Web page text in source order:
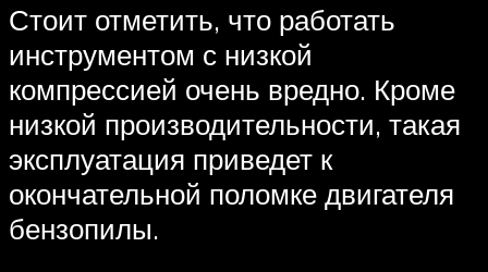
Стоит отметить, что работать
инструментом с низкой
компрессией очень вредно. Кроме
низкой производительности, такая
эксплуатация приведет к
окончательной поломке двигателя
бензопилы.